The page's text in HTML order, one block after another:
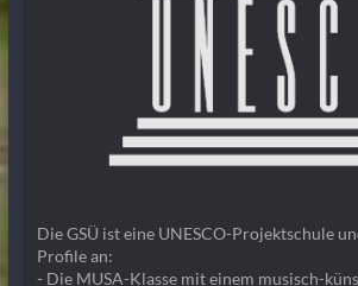
Die GSÜ ist eine UNESCO-Projektschule
Profile an:
- Die MUSA-Klasse mit einem musisch-